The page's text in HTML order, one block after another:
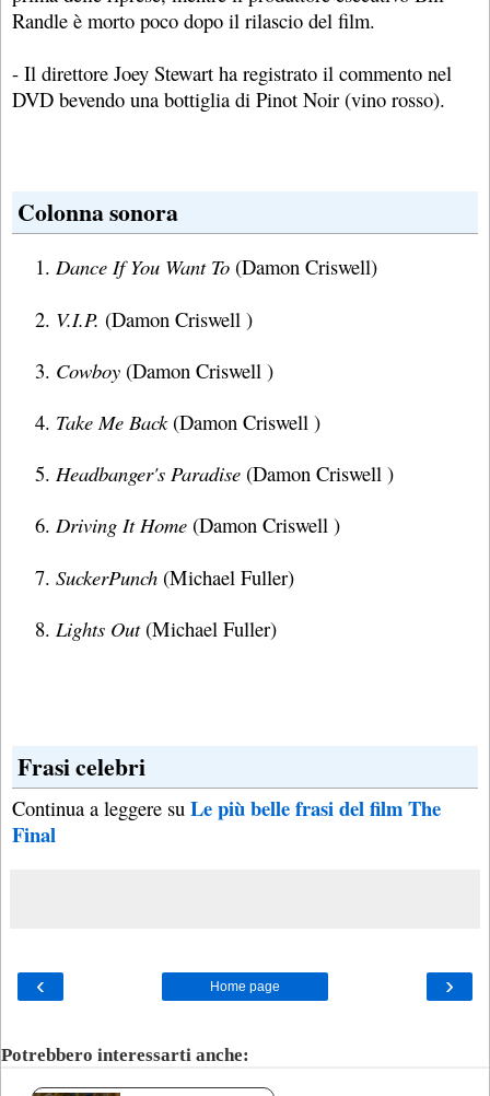
Randle è morto poco dopo il rilascio del film.
- Il direttore Joey Stewart ha registrato il commento nel
DVD bevendo una bottiglia di Pinot Noir (vino rosso).
Colonna sonora
Dance If You Want To (Damon Criswell)
V.I.P. (Damon Criswell )
Cowboy (Damon Criswell )
Take Me Back(Damon Criswell )
Headbanger's Paradise (Damon Criswell )
Driving It Home (Damon Criswell )
SuckerPunch (Michael Fuller)
Lights Out(Michael Fuller)
Frasi celebri
Continua a leggere su Le più belle frasi del film The
Final
‹ ›
Home page
Potrebbero interessarti anche: